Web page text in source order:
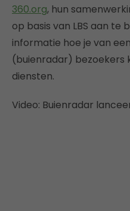
360.org, hun
op basis van LBS aan te
informatie hoe je van
(buienradar) bezoekers
diensten.
Video: Buienradar